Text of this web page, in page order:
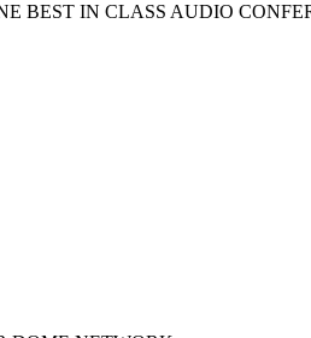
BEST IN CLASS AUDIO